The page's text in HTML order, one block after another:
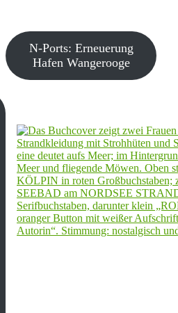
N-Ports: Erneuerung
Hafen Wangerooge